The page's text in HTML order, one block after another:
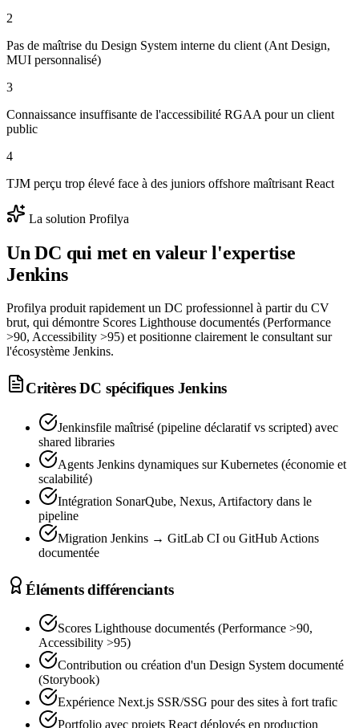
2
Pas de maîtrise du Design System interne du client (Ant Design,
MUI personnalisé)
3
Connaissance insuffisante de l'accessibilité RGAA pour un client
public
4
TJM perçu trop élevé face à des juniors offshore maîtrisant React
La solution Profilya
Un DC qui met en valeur l'expertise
Jenkins
Profilya produit rapidement un DC professionnel à partir du CV
brut, qui démontre Scores Lighthouse documentés (Performance
>90, Accessibility >95) et positionne clairement le consultant sur
l'écosystème Jenkins.
Critères DC spécifiques Jenkins
Jenkinsfile maîtrisé (pipeline déclaratif vs scripted) avec
shared libraries
Agents Jenkins dynamiques sur Kubernetes (économie et
scalabilité)
Intégration SonarQube, Nexus, Artifactory dans le
pipeline
Migration Jenkins → GitLab CI ou GitHub Actions
documentée
Éléments différenciants
Scores Lighthouse documentés (Performance >90,
Accessibility >95)
Contribution ou création d'un Design System documenté
(Storybook)
Expérience Next.js SSR/SSG pour des sites à fort trafic
Portfolio avec projets React déployés en production